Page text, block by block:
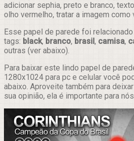
adicionar sephia, preto e branco,
olho vermelho, tratar a imagem como
Esse papel de parede foi
tags: black, branco, brasil, camisa,
outras (ver abaixo).
Para baixar este lindo papel de
1280x1024 para pc e celular você
abaixo. Aproveite também para
sua opinião, ela é importante para